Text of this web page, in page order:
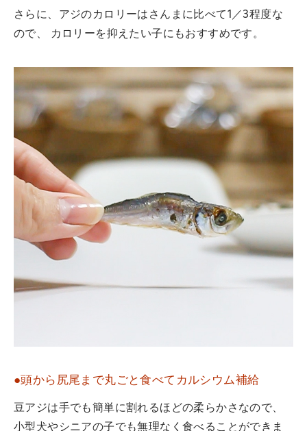
さらに、アジのカロリーはさんまに比べて1／3程度な
ので、 カロリーを抑えたい子にもおすすめです。
●頭から尻尾まで丸ごと食べてカルシウム補給
豆アジは手でも簡単に割れるほどの柔らかさなので、
小型犬やシニアの子でも無理なく食べることができま